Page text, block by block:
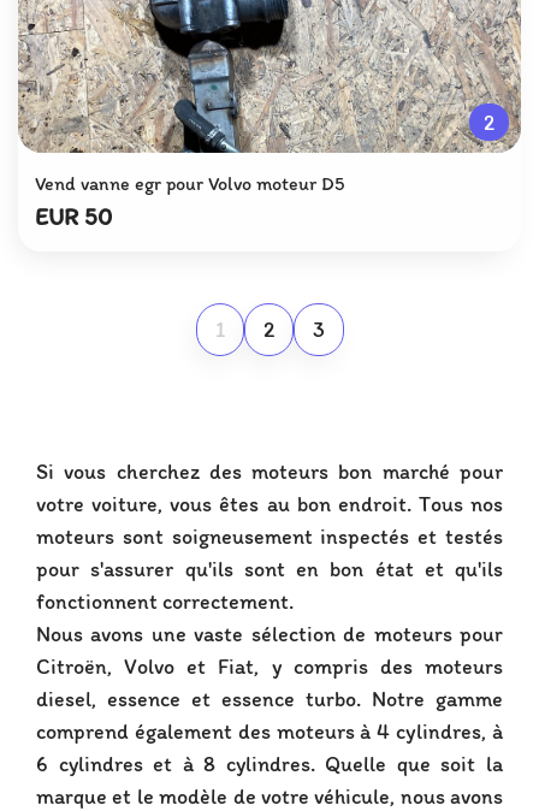
2
Vend vanne egr pour Volvo moteur D5
EUR 50
1 2 3
Si vous cherchez des moteurs bon marché pour
votre voiture, vous êtes au bon endroit. Tous nos
moteurs sont soigneusement inspectés et testés
pour s'assurer qu'ils sont en bon état et qu'ils
fonctionnent correctement.
Nous avons une vaste sélection de moteurs pour
Citroën, Volvo et Fiat, y compris des moteurs
diesel, essence et essence turbo. Notre gamme
comprend également des moteurs à 4 cylindres, à
6 cylindres et à 8 cylindres. Quelle que soit la
marque et le modèle de votre véhicule, nous avons